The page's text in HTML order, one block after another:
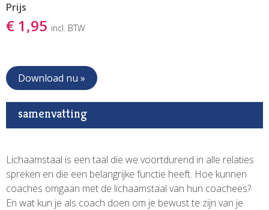
Prijs
€ 1,95 incl. BTW
Download nu »
samenvatting
Lichaamstaal is een taal die we voortdurend in alle relaties
spreken en die een belangrijke functie heeft. Hoe kunnen
coaches omgaan met de lichaamstaal van hun coachees?
En wat kun je als coach doen om je bewust te zijn van je